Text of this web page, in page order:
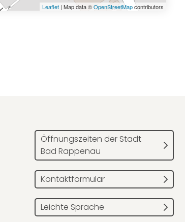
Leaflet| Map data ©OpenStreetMapcontributors
Öffnungszeiten der Stadt
Bad Rappenau
Kontaktformular
Leichte Sprache